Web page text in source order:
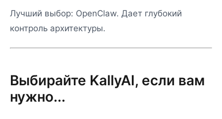
Лучший выбор: OpenClaw. Дает глубокий
контроль архитектуры.
Выбирайте KallyAI, если вам
нужно...